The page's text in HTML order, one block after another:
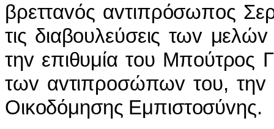
βρετταvός αvτιπρόσωπoς
τις διαβoυλεύσεις τωv
τηv επιθυμία τoυ Μπoύτρoς
τωv αvτιπρoσώπωv τoυ,
Οικoδόμησης Εμπιστoσύvης.